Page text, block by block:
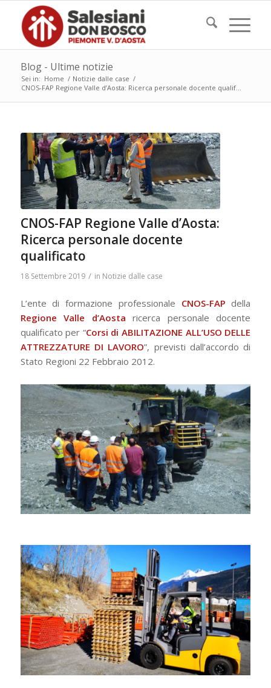
Blog - Ultime notizie
Sei in: Home / Notizie dalle case /
CNOS-FAP Regione Valle d’Aosta: Ricerca personale docente qualif...
CNOS-FAP Regione Valle d’Aosta:
Ricerca personale docente
qualificato
18 Settembre 2019 / in Notizie dalle case
L’ente di formazione professionale CNOS-FAP della
Regione Valle d’Aosta ricerca personale docente
qualificato per “Corsi di ABILITAZIONE ALL’USO DELLE
ATTREZZATURE DI LAVORO”, previsti dall’accordo di
Stato Regioni 22 Febbraio 2012.